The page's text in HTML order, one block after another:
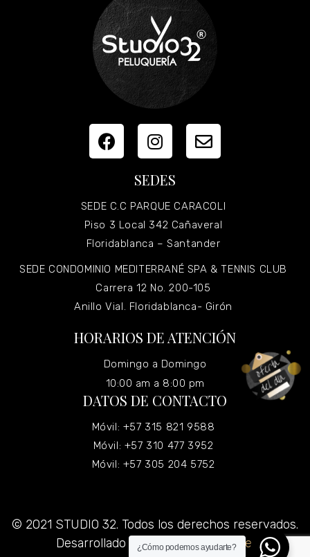
SEDES
SEDE C.C PARQUE CARACOLI
Piso 3 Local 342 Cañaveral
Floridablanca – Santander
SEDE CONDOMINIO MEDITERRANÉ SPA & TENNIS CLUB
Carrera 12 No. 200-105
Anillo Vial. Floridablanca- Girón
HORARIOS DE ATENCIÓN
Domingo a Domingo
10:00 am a 8:00 pm
DATOS DE CONTACTO
Móvil: +57 315 821 9588
Móvil: +57 310 477 3952
Móvil: +57 305 204 5752
© 2021 STUDIO 32. Todos los derechos reservados.
Desarrollado porGrupo Virtualizate.
¿Cómo podemos ayudarte?